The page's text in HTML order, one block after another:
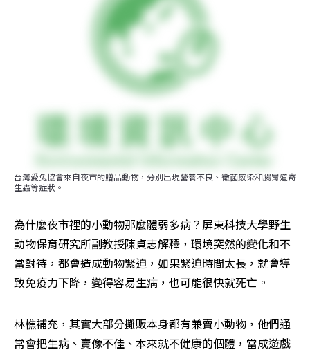
台灣愛兔協會來自夜市的贈品動物，分別出現營養不良、黴菌感染和腸胃道寄
生蟲等症狀。
為什麼夜市裡的小動物那麼體弱多病？屏東科技大學野生
動物保育研究所副教授陳貞志解釋，環境突然的變化和不
當對待，都會造成動物緊迫，如果緊迫時間太長，就會導
致免疫力下降，變得容易生病，也可能很快就死亡。
林樵補充，其實大部分攤販本身都有兼賣小動物，他們通
常會把生病、賣像不佳、本來就不健康的個體，當成遊戲